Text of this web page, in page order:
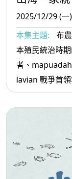
2025/12/29 (一
本集主題:
布
本殖民統治時
者、
lavian 戰爭首